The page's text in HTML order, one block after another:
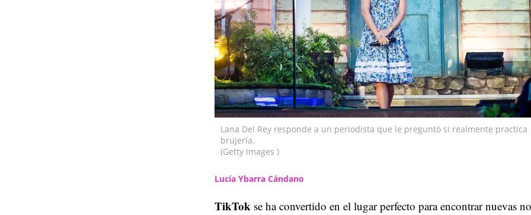
Lana Del Rey responde a un periodista que le preguntó si realmente practica
brujería.
(Getty Images )
Lucía Ybarra Cándano
TikTok se ha convertido en el lugar perfecto para encontrar nuevas